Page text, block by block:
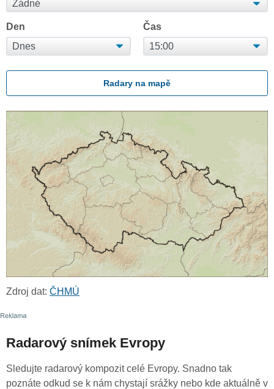
Den Čas
Radary na mapě
Zdroj dat: ČHMÚ
Radarový snímek Evropy
Sledujte radarový kompozit celé Evropy. Snadno tak
poznáte odkud se k nám chystají srážky nebo kde aktuálně v